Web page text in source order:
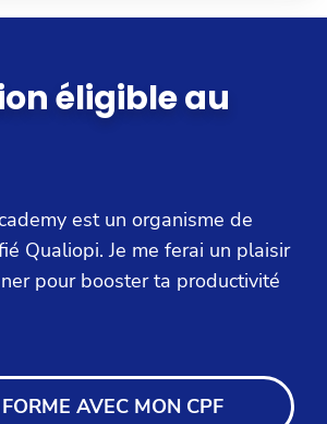
éligible au
est un organisme de
Qualiopi. Je me ferai un plaisir
pour booster ta productivité
AVEC MON CPF